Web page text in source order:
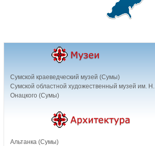
Сумской краеведческий музей (Сумы)
Сумской областной художественный музей им. Н.
Онацкого (Сумы)
Альтанка (Сумы)